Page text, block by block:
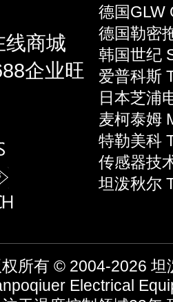
线商城
企业旺
德国GLW
德国勒密
韩国世纪
爱普科斯
日本芝浦
麦柯泰姆
特勒美科
传感器技
坦泼秋尔
所有 © 2004-2026 坦
Electrical